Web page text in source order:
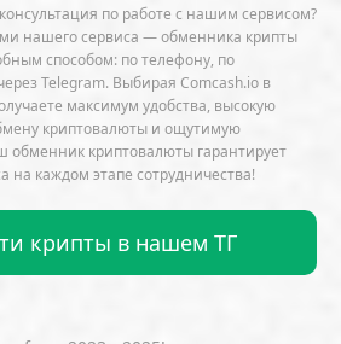
Bitcoin Core
Bitcoin Pizza Day
Bitget
Bithumb
Bitwise BlackRock
Block
Chain
BNP Paribas
BTCFi Bullish
Bybit
Chainlink (LINK)
по работе с нашим сервисом?
нашего сервиса — обменника крипты
способом: по телефону, по
Telegram. Выбирая Comcash.io в
максимум удобства, высокую
криптовалюты и ощутимую
криптовалюты гарантирует
на каждом этапе сотрудничества!
крипты в нашем ТГ